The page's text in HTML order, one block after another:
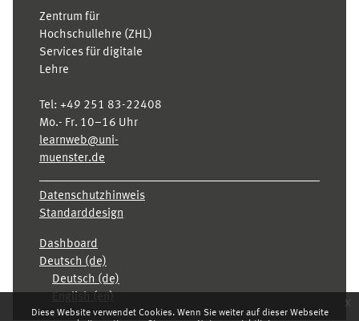
Diese Website verwendet Cookies. Wenn Sie weiter auf dieser Webseite
x
Zentrum für
Hochschullehre (ZHL)
Services für digitale
Lehre
Tel: +49 251 83-22408
Mo.- Fr. 10–16 Uhr
learnweb@uni-
muenster.de
Datenschutzhinweis
Standarddesign
Dashboard
Deutsch ‎(de)‎
Deutsch ‎(de)‎